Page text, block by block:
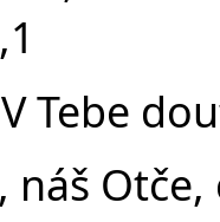
Tebe
náš